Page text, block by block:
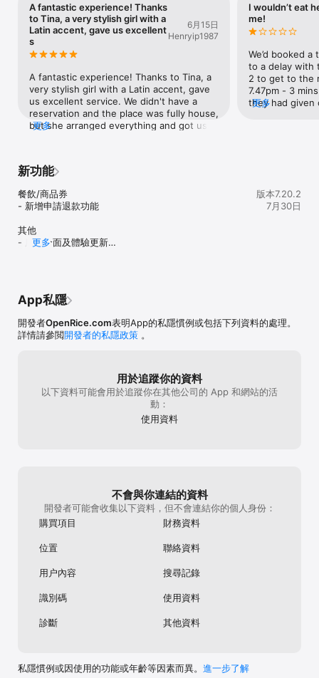
購買餐飲券(香港（香港、大灣區)
- 用餐前先購買特價現金券
OpenRice Pay 埋單優惠 (香港)
- 賺積分當錢使，同時盡享多重優惠
招聘(香港)
- 於飲食業申請任何職位
- 以網上履歷快速申請/Whatsapp僱主
意見及查詢：mobile@openrice.com
A fantastic experience! Thanks
to Tina, a very stylish girl with a
Latin accent, gave us excellent
s
6月15日
Henryip1987
A fantastic experience! Thanks to Tina, a
very stylish girl with a Latin accent, gave
us excellent service. We didn't have a
reservation and the place was fully house,
but she arranged everything and got us a
更多
I wouldn’t eat
me!
We’d booked
to a delay with
2 to get to the
7.47pm - 3
they had given
‘tough!’ They
another table
go find
更多
新功能
餐飲/商品券
- 新增申請退款功能
其他
- 用戶介面及體驗更新
更多
版本7.20.2
7月30日
App私隱
開發者OpenRice.com表明App的私隱慣例或包括下列資料的處理。
詳情請參閲開發者的私隱政策 。
用於追蹤你的資料
以下資料可能會用於追蹤你在其他公司的 App 和網站的活
動：
使用資料
不會與你連結的資料
開發者可能會收集以下資料，但不會連結你的個人身份：
購買項目
財務資料
位置 聯絡資料
用户內容 搜尋記錄
識別碼 使用資料
診斷 其他資料
私隱慣例或因使用的功能或年齡等因素而異。 進一步了解